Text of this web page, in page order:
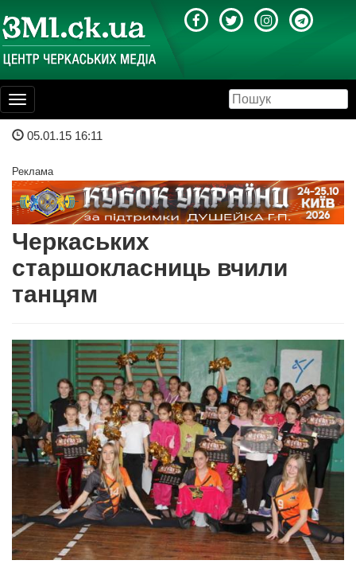
Toggle
navigation
05.01.15 16:11
Реклама
Черкаських
старшокласниць вчили
танцям